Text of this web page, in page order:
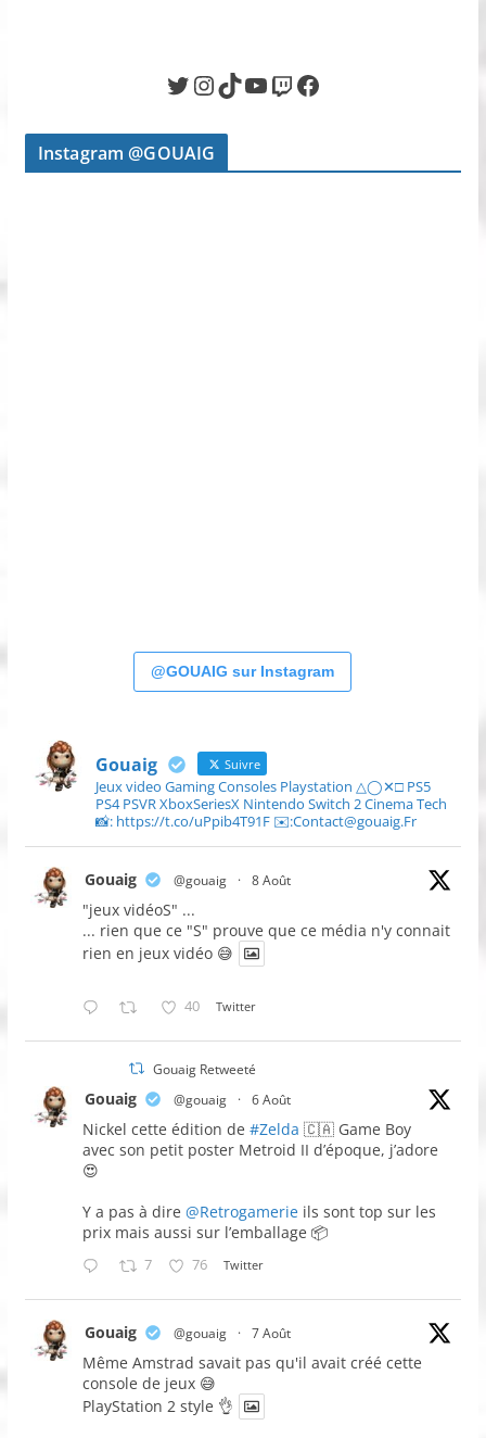
Twitter InstagramTikTok YouTube Twitch Facebook
Instagram @GOUAIG
@GOUAIG sur Instagram
Gouaig Suivre
Jeux video Gaming Consoles Playstation △◯✕□ PS5
PS4 PSVR XboxSeriesX Nintendo Switch 2 Cinema Tech
📸: https://t.co/uPpib4T91F ✉️:Contact@gouaig.Fr
Gouaig @gouaig · 8 Août
"jeux vidéoS" ...
... rien que ce "S" prouve que ce média n'y connait
rien en jeux vidéo 😅
40 Twitter
Gouaig Retweeté
Gouaig @gouaig · 6 Août
Nickel cette édition de #Zelda 🇨🇦 Game Boy
avec son petit poster Metroid II d’époque, j’adore
😍
Y a pas à dire @Retrogamerieils sont top sur les
prix mais aussi sur l’emballage 📦
7 76 Twitter
Gouaig @gouaig · 7 Août
Même Amstrad savait pas qu'il avait créé cette
console de jeux 😅
PlayStation 2 style 👌